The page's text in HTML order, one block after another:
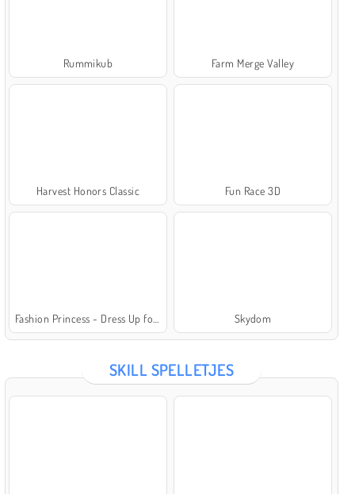
Rummikub Farm Merge Valley
Harvest Honors Classic Fun Race 3D
Fashion Princess - Dress Up for Girls Skydom
SKILL SPELLETJES